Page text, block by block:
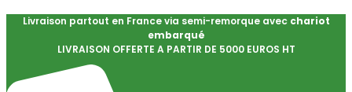
Livraison partout en France via semi-remorque avec chariot
embarqué
LIVRAISON OFFERTE A PARTIR DE 5000 EUROS HT